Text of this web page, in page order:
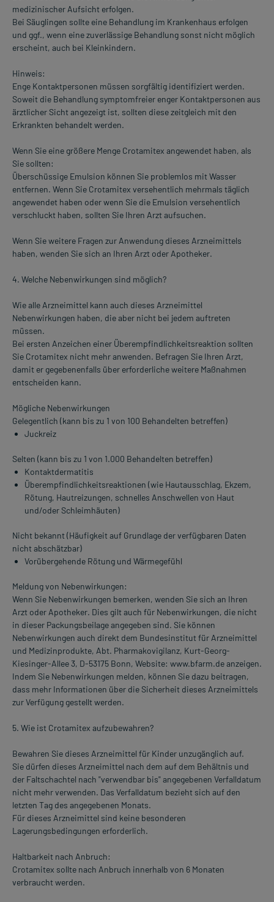
medizinischer Aufsicht erfolgen.
Bei Säuglingen sollte eine Behandlung im Krankenhaus erfolgen
und ggf., wenn eine zuverlässige Behandlung sonst nicht möglich
erscheint, auch bei Kleinkindern.
Hinweis:
Enge Kontaktpersonen müssen sorgfältig identifiziert werden.
Soweit die Behandlung symptomfreier enger Kontaktpersonen aus
ärztlicher Sicht angezeigt ist, sollten diese zeitgleich mit den
Erkrankten behandelt werden.
Wenn Sie eine größere Menge Crotamitex angewendet haben, als
Sie sollten:
Überschüssige Emulsion können Sie problemlos mit Wasser
entfernen. Wenn Sie Crotamitex versehentlich mehrmals täglich
angewendet haben oder wenn Sie die Emulsion versehentlich
verschluckt haben, sollten Sie Ihren Arzt aufsuchen.
Wenn Sie weitere Fragen zur Anwendung dieses Arzneimittels
haben, wenden Sie sich an Ihren Arzt oder Apotheker.
4. Welche Nebenwirkungen sind möglich?
Wie alle Arzneimittel kann auch dieses Arzneimittel
Nebenwirkungen haben, die aber nicht bei jedem auftreten
müssen.
Bei ersten Anzeichen einer Überempfindlichkeitsreaktion sollten
Sie Crotamitex nicht mehr anwenden. Befragen Sie Ihren Arzt,
damit er gegebenenfalls über erforderliche weitere Maßnahmen
entscheiden kann.
Mögliche Nebenwirkungen
Gelegentlich (kann bis zu 1 von 100 Behandelten betreffen)
Juckreiz
Selten (kann bis zu 1 von 1.000 Behandelten betreffen)
Kontaktdermatitis
Überempfindlichkeitsreaktionen (wie Hautausschlag, Ekzem,
Rötung, Hautreizungen, schnelles Anschwellen von Haut
und/oder Schleimhäuten)
Nicht bekannt (Häufigkeit auf Grundlage der verfügbaren Daten
nicht abschätzbar)
Vorübergehende Rötung und Wärmegefühl
Meldung von Nebenwirkungen:
Wenn Sie Nebenwirkungen bemerken, wenden Sie sich an Ihren
Arzt oder Apotheker. Dies gilt auch für Nebenwirkungen, die nicht
in dieser Packungsbeilage angegeben sind. Sie können
Nebenwirkungen auch direkt dem Bundesinstitut für Arzneimittel
und Medizinprodukte, Abt. Pharmakovigilanz, Kurt-Georg-
Kiesinger-Allee 3, D-53175 Bonn, Website: www.bfarm.de anzeigen.
Indem Sie Nebenwirkungen melden, können Sie dazu beitragen,
dass mehr Informationen über die Sicherheit dieses Arzneimittels
zur Verfügung gestellt werden.
5. Wie ist Crotamitex aufzubewahren?
Bewahren Sie dieses Arzneimittel für Kinder unzugänglich auf.
Sie dürfen dieses Arzneimittel nach dem auf dem Behältnis und
der Faltschachtel nach "verwendbar bis" angegebenen Verfalldatum
nicht mehr verwenden. Das Verfalldatum bezieht sich auf den
letzten Tag des angegebenen Monats.
Für dieses Arzneimittel sind keine besonderen
Lagerungsbedingungen erforderlich.
Haltbarkeit nach Anbruch:
Crotamitex sollte nach Anbruch innerhalb von 6 Monaten
verbraucht werden.